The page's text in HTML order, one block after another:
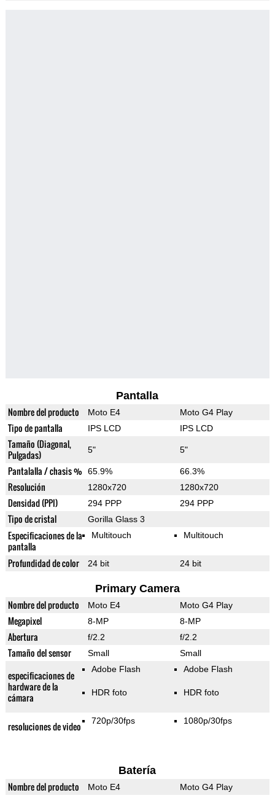
Pantalla
Nombre del producto Moto E4 Moto G4 Play
Tipo de pantalla IPS LCD IPS LCD
Tamaño (Diagonal,
Pulgadas)
5" 5"
Pantalalla / chasis % 65.9% 66.3%
Resolución 1280x720 1280x720
Densidad (PPI) 294 PPP 294 PPP
Tipo de cristal Gorilla Glass 3
Especificaciones de la
pantalla
Multitouch Multitouch
Profundidad de color 24 bit 24 bit
Primary Camera
Nombre del producto Moto E4 Moto G4 Play
Megapixel 8-MP 8-MP
Abertura f/2.2 f/2.2
Tamaño del sensor Small Small
especificaciones de
hardware de la
cámara
Adobe Flash
HDR foto
Adobe Flash
HDR foto
resoluciones de video 720p/30fps 1080p/30fps
Batería
Nombre del producto Moto E4 Moto G4 Play